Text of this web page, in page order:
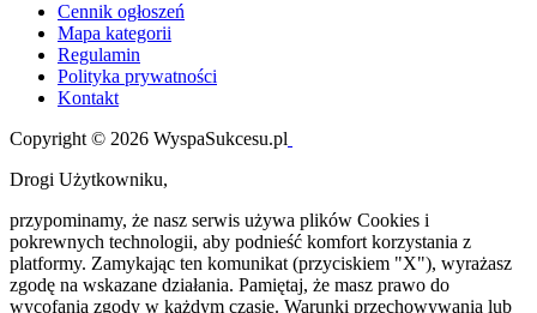
Cennik ogłoszeń
Mapa kategorii
Regulamin
Polityka prywatności
Kontakt
Copyright © 2026 WyspaSukcesu.pl
Drogi Użytkowniku,
przypominamy, że nasz serwis używa plików Cookies i
pokrewnych technologii, aby podnieść komfort korzystania z
platformy. Zamykając ten komunikat (przyciskiem "X"), wyrażasz
zgodę na wskazane działania. Pamiętaj, że masz prawo do
wycofania zgody w każdym czasie. Warunki przechowywania lub